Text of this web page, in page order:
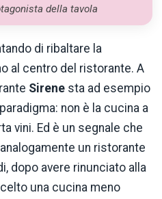
della tavola
di ribaltare la
al centro del ristorante. A
Sirene sta ad esempio
non è la cucina a
vini. Ed è un segnale che
un ristorante
dopo avere rinunciato alla
una cucina meno